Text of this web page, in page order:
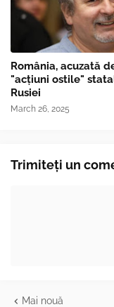
România, acuzată
"acțiuni ostile"
Rusiei
March 26, 2025
Trimiteți un
Mai nouă